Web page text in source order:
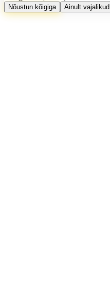
Nõustun kõigiga Ainult vajalikud